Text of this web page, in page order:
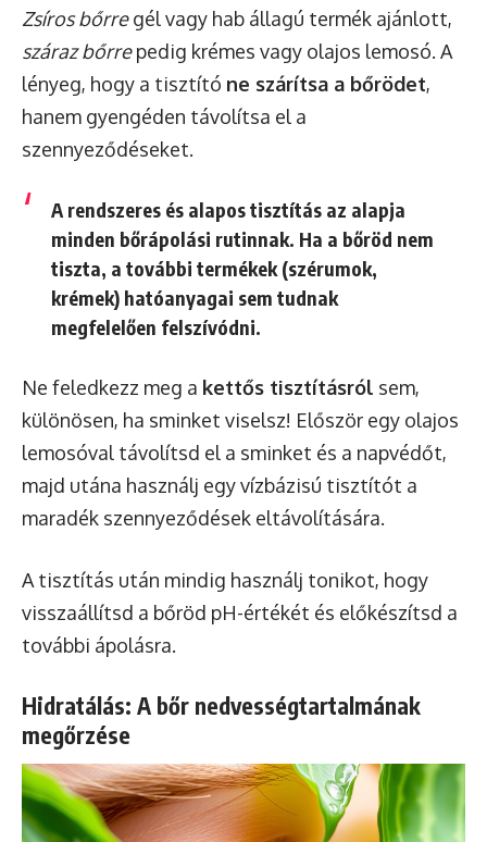
Zsíros bőrregél vagy hab állagú termék ajánlott,
száraz bőrrepedig krémes vagy olajos lemosó. A
lényeg, hogy a tisztító ne szárítsa a bőrödet,
hanem gyengéden távolítsa el a
szennyeződéseket.
A rendszeres és alapos tisztítás az alapja
minden bőrápolási rutinnak. Ha a bőröd nem
tiszta, a további termékek (szérumok,
krémek) hatóanyagai sem tudnak
megfelelően felszívódni.
Ne feledkezz meg a kettős tisztításról sem,
különösen, ha sminket viselsz! Először egy olajos
lemosóval távolítsd el a sminket és a napvédőt,
majd utána használj egy vízbázisú tisztítót a
maradék szennyeződések eltávolítására.
A tisztítás után mindig használj tonikot, hogy
visszaállítsd a bőröd pH-értékét és előkészítsd a
további ápolásra.
Hidratálás: A bőr nedvességtartalmának
megőrzése